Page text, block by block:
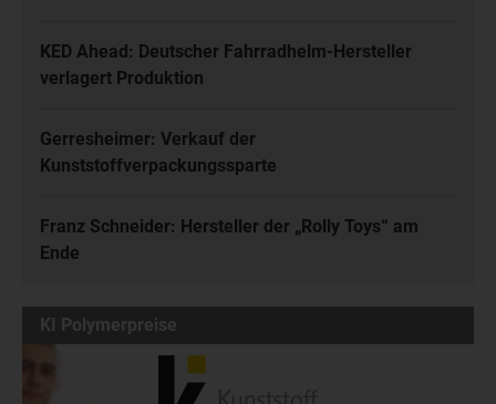
KED Ahead: Deutscher Fahrradhelm-Hersteller
verlagert Produktion
Gerresheimer: Verkauf der
Kunststoffverpackungssparte
Franz Schneider: Hersteller der „Rolly Toys“ am
Ende
KI Polymerpreise